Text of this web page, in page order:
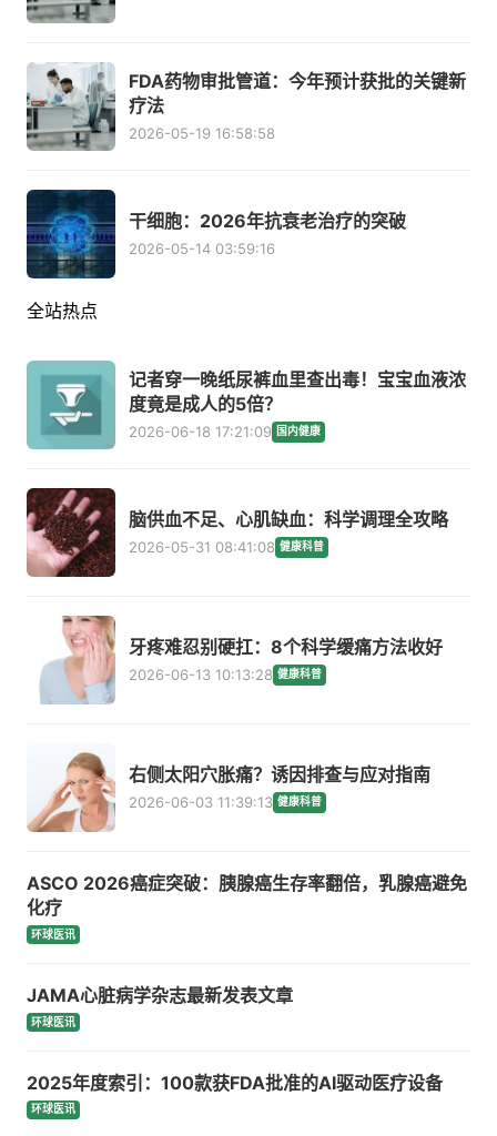
FDA药物审批管道：今年预计获批的关键新
疗法
2026-05-19 16:58:58
干细胞：2026年抗衰老治疗的突破
2026-05-14 03:59:16
全站热点
记者穿一晚纸尿裤血里查出毒！宝宝血液浓
度竟是成人的5倍？
2026-06-18 17:21:09 国内健康
脑供血不足、心肌缺血：科学调理全攻略
2026-05-31 08:41:08 健康科普
牙疼难忍别硬扛：8个科学缓痛方法收好
2026-06-13 10:13:28 健康科普
右侧太阳穴胀痛？诱因排查与应对指南
2026-06-03 11:39:13 健康科普
ASCO 2026癌症突破：胰腺癌生存率翻倍，乳腺癌避免
化疗
环球医讯
JAMA心脏病学杂志最新发表文章
环球医讯
2025年度索引：100款获FDA批准的AI驱动医疗设备
环球医讯